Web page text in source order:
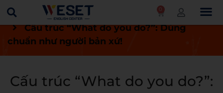
0
Trang chủ Blog
Blog học tiếng Anh
Cấu trúc “What do you do?”: Dùng
chuẩn như người bản xứ!
Cấu trúc “What do you do?”: